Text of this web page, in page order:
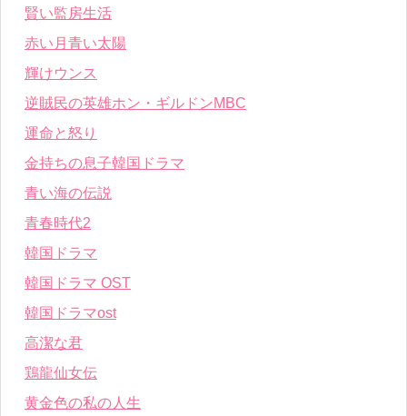
賢い監房生活
赤い月青い太陽
輝けウンス
逆賊民の英雄ホン・ギルドンMBC
運命と怒り
金持ちの息子韓国ドラマ
青い海の伝説
青春時代2
韓国ドラマ
韓国ドラマ OST
韓国ドラマost
高潔な君
鶏龍仙女伝
黄金色の私の人生